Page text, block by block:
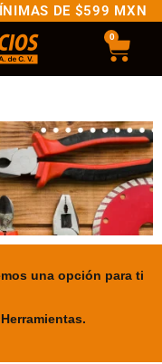
DE $599 MXN
0
una opción para ti